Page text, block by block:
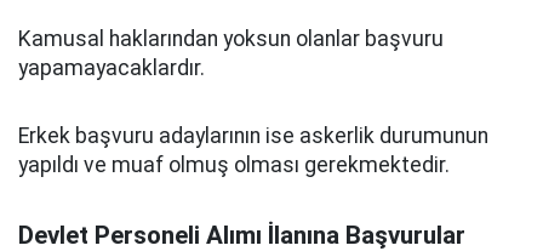
Kamusal haklarından yoksun olanlar başvuru
yapamayacaklardır.
Erkek başvuru adaylarının ise askerlik durumunun
yapıldı ve muaf olmuş olması gerekmektedir.
Devlet Personeli Alımı İlanına Başvurular